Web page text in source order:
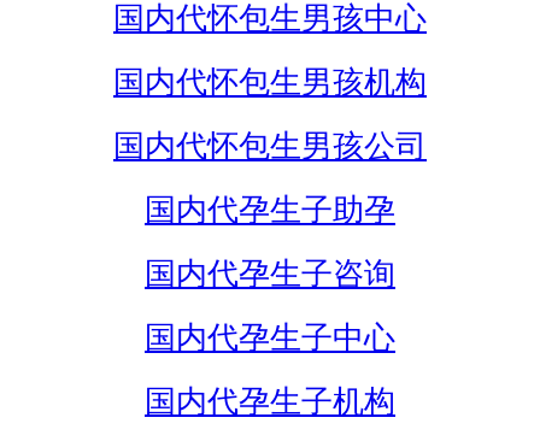
国内代怀包生男孩中心
国内代怀包生男孩机构
国内代怀包生男孩公司
国内代孕生子助孕
国内代孕生子咨询
国内代孕生子中心
国内代孕生子机构